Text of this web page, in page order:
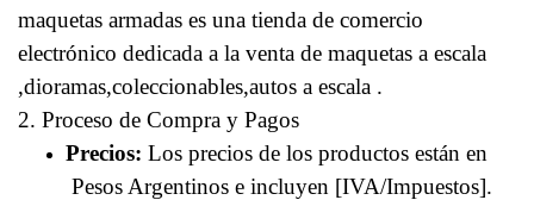
maquetas armadas es una tienda de comercio
electrónico dedicada a la venta de maquetas a escala
,dioramas,coleccionables,autos a escala .
2. Proceso de Compra y Pagos
Precios: Los precios de los productos están en
Pesos Argentinos e incluyen [IVA/Impuestos].